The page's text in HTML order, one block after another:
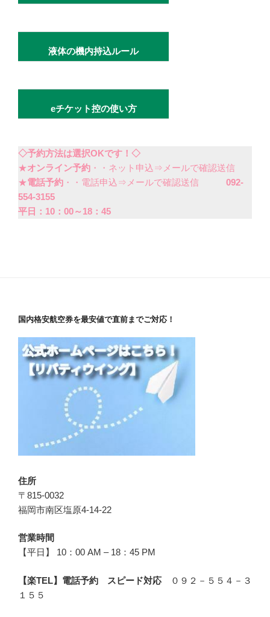
液体の機内持込ルール
eチケット控の使い方
◇予約方法は選択OKです！◇
★オンライン予約 ・・ネット申込⇒メールで確認送信
★電話予約 ・・電話申込⇒メールで確認送信 092-
554-3155
平日：10：00～18：45
国内格安航空券を最安値で直前までご対応！
住所
〒815-0032
福岡市南区塩原4-14-22
営業時間
【平日】 10：00 AM – 18：45 PM
【楽TEL】電話予約 スピード対応
０９２－５５４－３
１５５